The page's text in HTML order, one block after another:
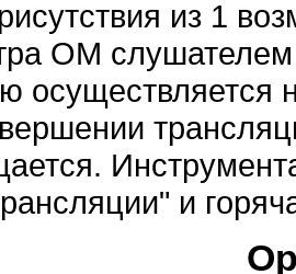
из 1
ОМ слушателем
осуществляется
и